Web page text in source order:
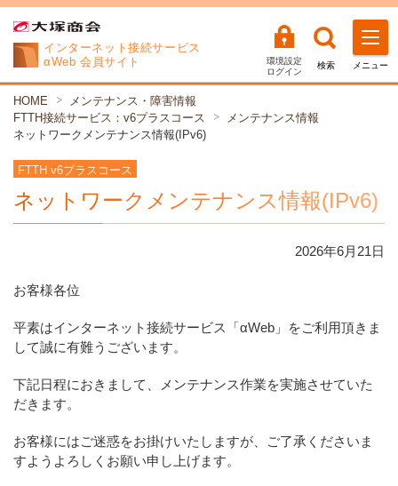
インターネット接続サービス
αWeb 会員サイト
環境設定
ログイン
検索 メニュー
HOME
メンテナンス・障害情報
FTTH接続サービス：v6プラスコース
メンテナンス情報
ネットワークメンテナンス情報(IPv6)
FTTH v6プラスコース
ネットワークメンテナンス情報(IPv6)
2026年6月 21日
お客様各位
平素はインターネット接続サービス「αWeb」をご利用頂きま
して誠に有難うございます。
下記日程におきまして、メンテナンス作業を実施させていた
だきます。
お客様にはご迷惑をお掛けいたしますが、ご了承くださいま
すようよろしくお願い申し上げます。